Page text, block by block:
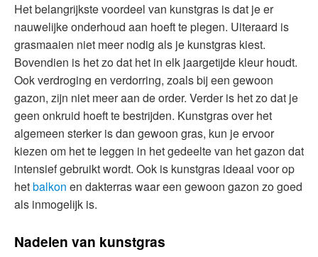
Het belangrijkste voordeel van kunstgras is dat je er
nauwelijke onderhoud aan hoeft te plegen. Uiteraard is
grasmaaien niet meer nodig als je kunstgras kiest.
Bovendien is het zo dat het in elk jaargetijde kleur houdt.
Ook verdroging en verdorring, zoals bij een gewoon
gazon, zijn niet meer aan de order. Verder is het zo dat je
geen onkruid hoeft te bestrijden. Kunstgras over het
algemeen sterker is dan gewoon gras, kun je ervoor
kiezen om het te leggen in het gedeelte van het gazon dat
intensief gebruikt wordt. Ook is kunstgras ideaal voor op
hetbalkon en dakterras waar een gewoon gazon zo goed
als inmogelijk is.
Nadelen van kunstgras